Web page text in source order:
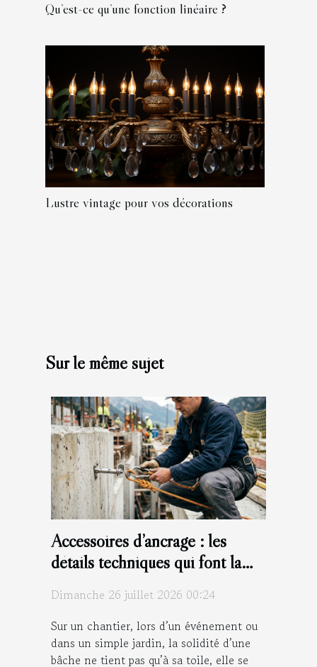
Qu’est-ce qu’une fonction linéaire ?
Lustre vintage pour vos décorations
Sur le même sujet
Accessoires d’ancrage : les
détails techniques qui font la
Dimanche 26 juillet 2026 00:24
Sur un chantier, lors d’un événement ou
dans un simple jardin, la solidité d’une
bâche ne tient pas qu’à sa toile, elle se